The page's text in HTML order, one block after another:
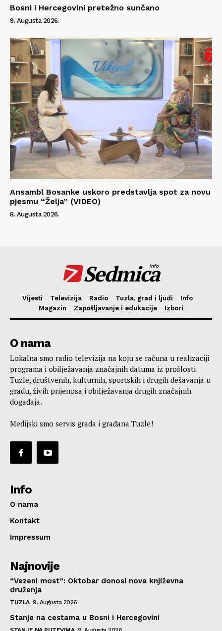
Bosni i Hercegovini pretežno sunčano
9. Augusta 2026.
Ansambl Bosanke uskoro predstavlja spot za novu
pjesmu “Želja” (VIDEO)
8. Augusta 2026.
Sedmica
info
Vijesti Televizija Radio Tuzla, grad i ljudi
Info
Magazin
Zapošljavanje i edukacije Izbori
O nama
Lokalna smo radio televizija na koju se računa u realizaciji
programa i obilježavanja značajnih datuma iz prošlosti
Tuzle, društvenih, kulturnih, sportskih i drugih dešavanja u
gradu, živih prijenosa i obilježavanja drugih značajnih
događaja.
Medijski smo servis grada i građana Tuzle!
Info
O nama
Kontakt
Impressum
Najnovije
“Vezeni most”: Oktobar donosi nova književna
druženja
TUZLA 9. Augusta 2026.
Stanje na cestama u Bosni i Hercegovini